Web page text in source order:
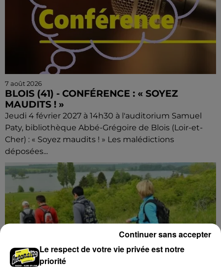
7 août 2026
BLOIS (41) - CONFÉRENCE : « SOYEZ
MAUDITS ! »
Jeudi 4 février 2027 à 14h30 à l'auditorium Samuel
Paty, bibliothèque Abbé-Grégoire de Blois (Loir-et-
Cher) : « Soyez maudits ! » Les malédictions
déposées...
Le respect de votre vie privée est notre
priorité
Continuer sans accepter